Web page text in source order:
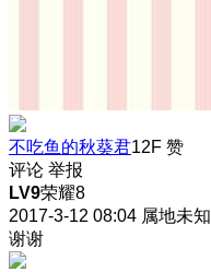
不吃鱼的秋葵君12F 赞
评论 举报
LV9荣耀8
2017-3-12 08:04 属地未知
谢谢